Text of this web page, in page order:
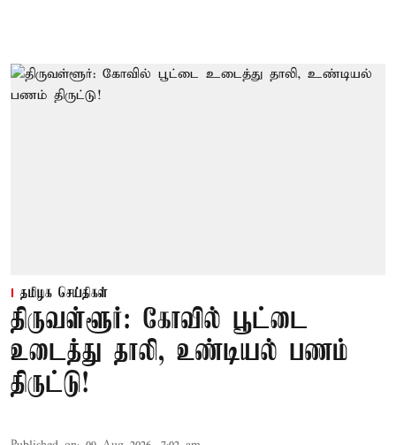
தமிழக செய்திகள்
திருவள்ளூர்: கோவில் பூட்டை
உடைத்து தாலி, உண்டியல் பணம்
திருட்டு!